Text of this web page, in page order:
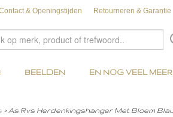
& Openingstijden Retourneren & Garantie
BEELDEN EN NOG VEEL
> As Rvs Herdenkingshanger Met Bloem